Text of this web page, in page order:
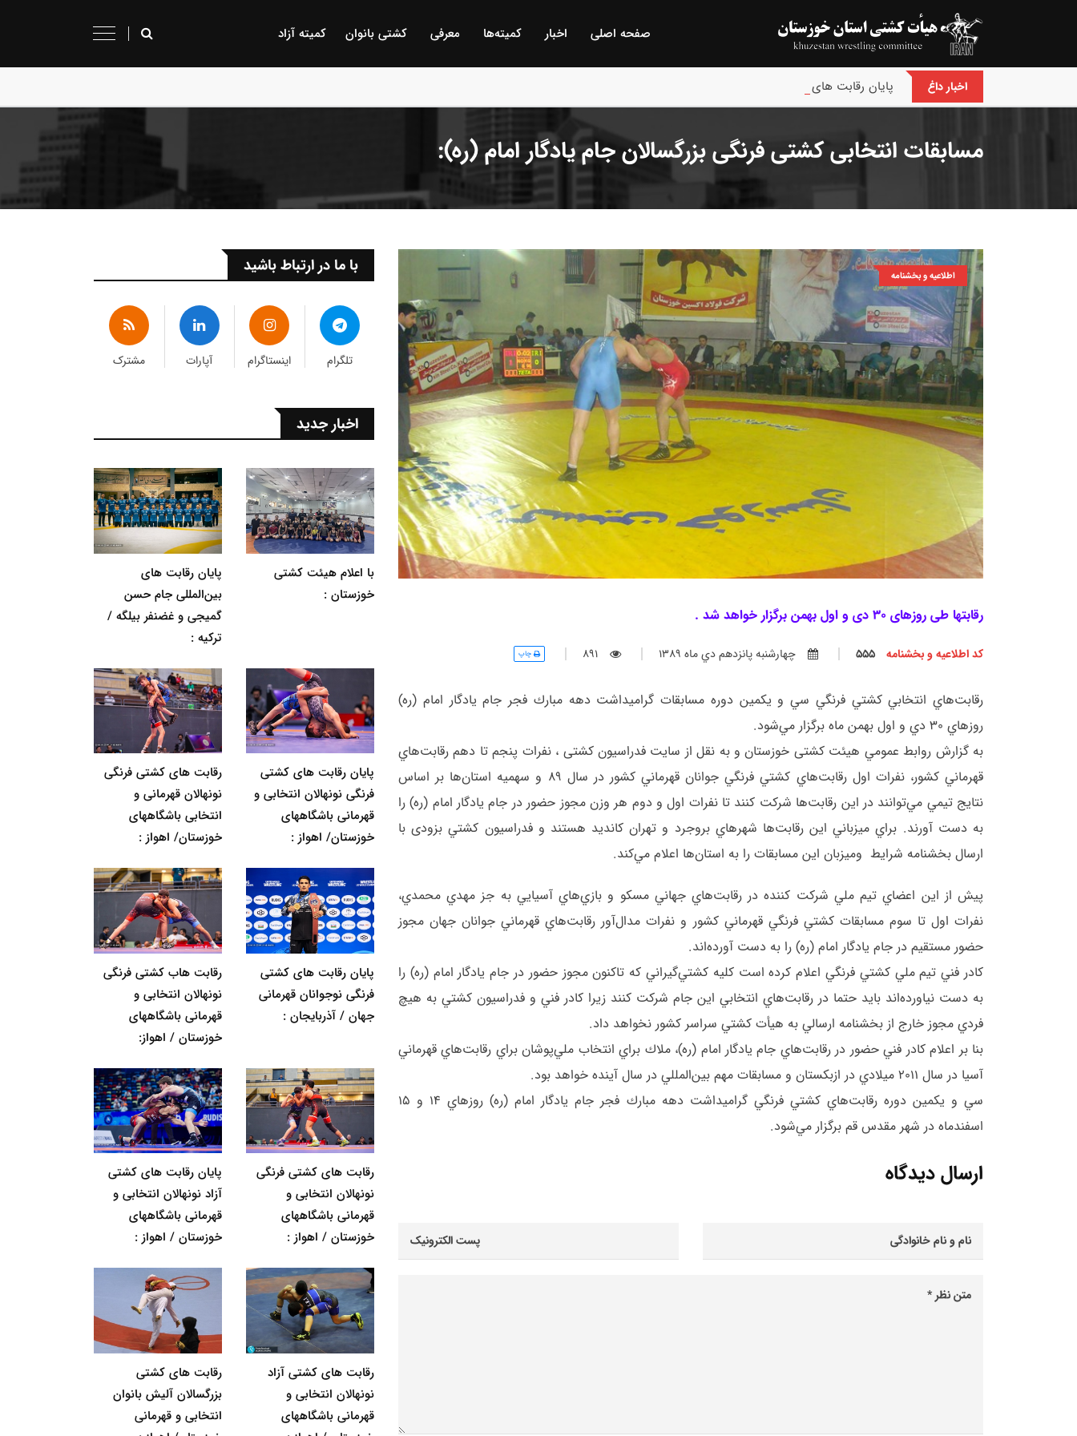
صفحه اصلی اخبار كمیته‌ها معرفی كشتی بانوان کمیته آزاد
اخبار داغ پایان رقابت های بین‌المللی جام حسن گمیجی و غضنفر بیلگه / ترکیه :
مسابقات انتخابی کشتی فرنگی بزرگسالان جام یادگار امام (ره):
اطلاعیه و بخشنامه
رقابتها طی روزهای 30 دی و اول بهمن برگزار خواهد شد .
کد اطلاعیه و بخشنامه چهارشنبه پانزدهم دي ماه 1389 891 چاپ
رقابت‌هاي انتخابي كشتي فرنگي سي و يكمين دوره مسابقات گراميداشت دهه مبارك فجر جام يادگار امام (ره)
روزهاي 30 دي و اول بهمن ماه برگزار مي‌شود.
به گزارش روابط عمومي هیئت کشتی خوزستان و به نقل از سایت فدراسیون کشتی ، نفرات پنجم تا دهم رقابت‌هاي
قهرماني كشور، نفرات اول رقابت‌هاي كشتي فرنگي جوانان قهرماني كشور در سال 89 و سهميه استان‌ها بر اساس
نتايج تيمي مي‌توانند در اين رقابت‌ها شركت كنند تا نفرات اول و دوم هر وزن مجوز حضور در جام يادگار امام (ره) را
به دست آورند. براي ميزباني اين رقابت‌ها شهرهاي بروجرد و تهران كانديد هستند و فدراسيون كشتي بزودی با
ارسال بخشنامه شرايط وميزبان اين مسابقات را به استان‌ها اعلام مي‌كند.
پيش از اين اعضاي تيم ملي شركت كننده در رقابت‌هاي جهاني مسكو و بازي‌هاي آسيايي به جز مهدي محمدي،
نفرات اول تا سوم مسابقات كشتي فرنگي قهرماني كشور و نفرات مدال‌آور رقابت‌هاي قهرماني جوانان جهان مجوز
حضور مستقيم در جام يادگار امام (ره) را به دست آورده‌اند.
كادر فني تيم ملي كشتي فرنگي اعلام كرده است كليه كشتي‌گيراني كه تاكنون مجوز حضور در جام يادگار امام (ره) را
به دست نياورده‌اند بايد حتما در رقابت‌هاي انتخابي اين جام شركت كنند زيرا كادر فني و فدراسيون كشتي به هيچ
فردي مجوز خارج از بخشنامه ارسالي به هيأت كشتي سراسر كشور نخواهد داد.
بنا بر اعلام كادر فني حضور در رقابت‌هاي جام يادگار امام (ره)، ملاك براي انتخاب ملي‌پوشان براي رقابت‌هاي قهرماني
آسيا در سال 2011 ميلادي در ازبكستان و مسابقات مهم بين‌المللي در سال آينده خواهد بود.
سي و يكمين دوره رقابت‌هاي كشتي فرنگي گراميداشت دهه مبارك فجر جام يادگار امام (ره) روزهاي 14 و 15
اسفندماه در شهر مقدس قم برگزار مي‌شود.
ارسال دیدگاه
با ما در ارتباط باشید
تلگرام اینستاگرام آپارات مشترک
اخبار جدید
با اعلام هیئت کشتی
خوزستان :
پایان رقابت های
بین‌المللی جام حسن
گمیجی و غضنفر بیلگه /
ترکیه :
پایان رقابت های کشتی
فرنگی نونهالان انتخابی و
قهرمانی باشگاههای
خوزستان/ اهواز :
رقابت های کشتی فرنگی
نونهالان قهرمانی و
انتخابی باشگاههای
خوزستان/ اهواز :
پایان رقابت های کشتی
فرنگی نوجوانان قهرمانی
جهان / آذربایجان :
رقابت هاب کشتی فرنگی
نونهالان انتخابی و
قهرمانی باشگاههای
خوزستان / اهواز:
رقابت های کشتی فرنگی
نونهالان انتخابی و
قهرمانی باشگاههای
خوزستان / اهواز :
پایان رقابت های کشتی
آزاد نونهالان انتخابی و
قهرمانی باشگاههای
خوزستان / اهواز :
رقابت های کشتی آزاد
نونهالان انتخابی و
قهرمانی باشگاههای
رقابت های کشتی
بزرگسالان آلیش بانوان
انتخابی و قهرمانی